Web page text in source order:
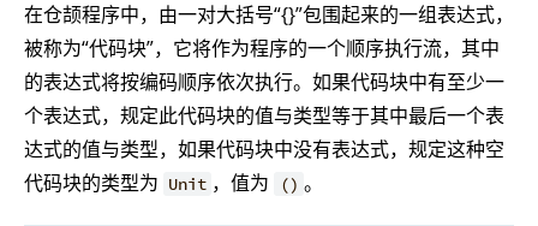
在仓颉程序中，由一对大括号“{}”包围起来的一组表达式，
被称为“代码块”，它将作为程序的一个顺序执行流，其中
的表达式将按编码顺序依次执行。如果代码块中有至少一
个表达式，规定此代码块的值与类型等于其中最后一个表
达式的值与类型，如果代码块中没有表达式，规定这种空
代码块的类型为 Unit ，值为 () 。